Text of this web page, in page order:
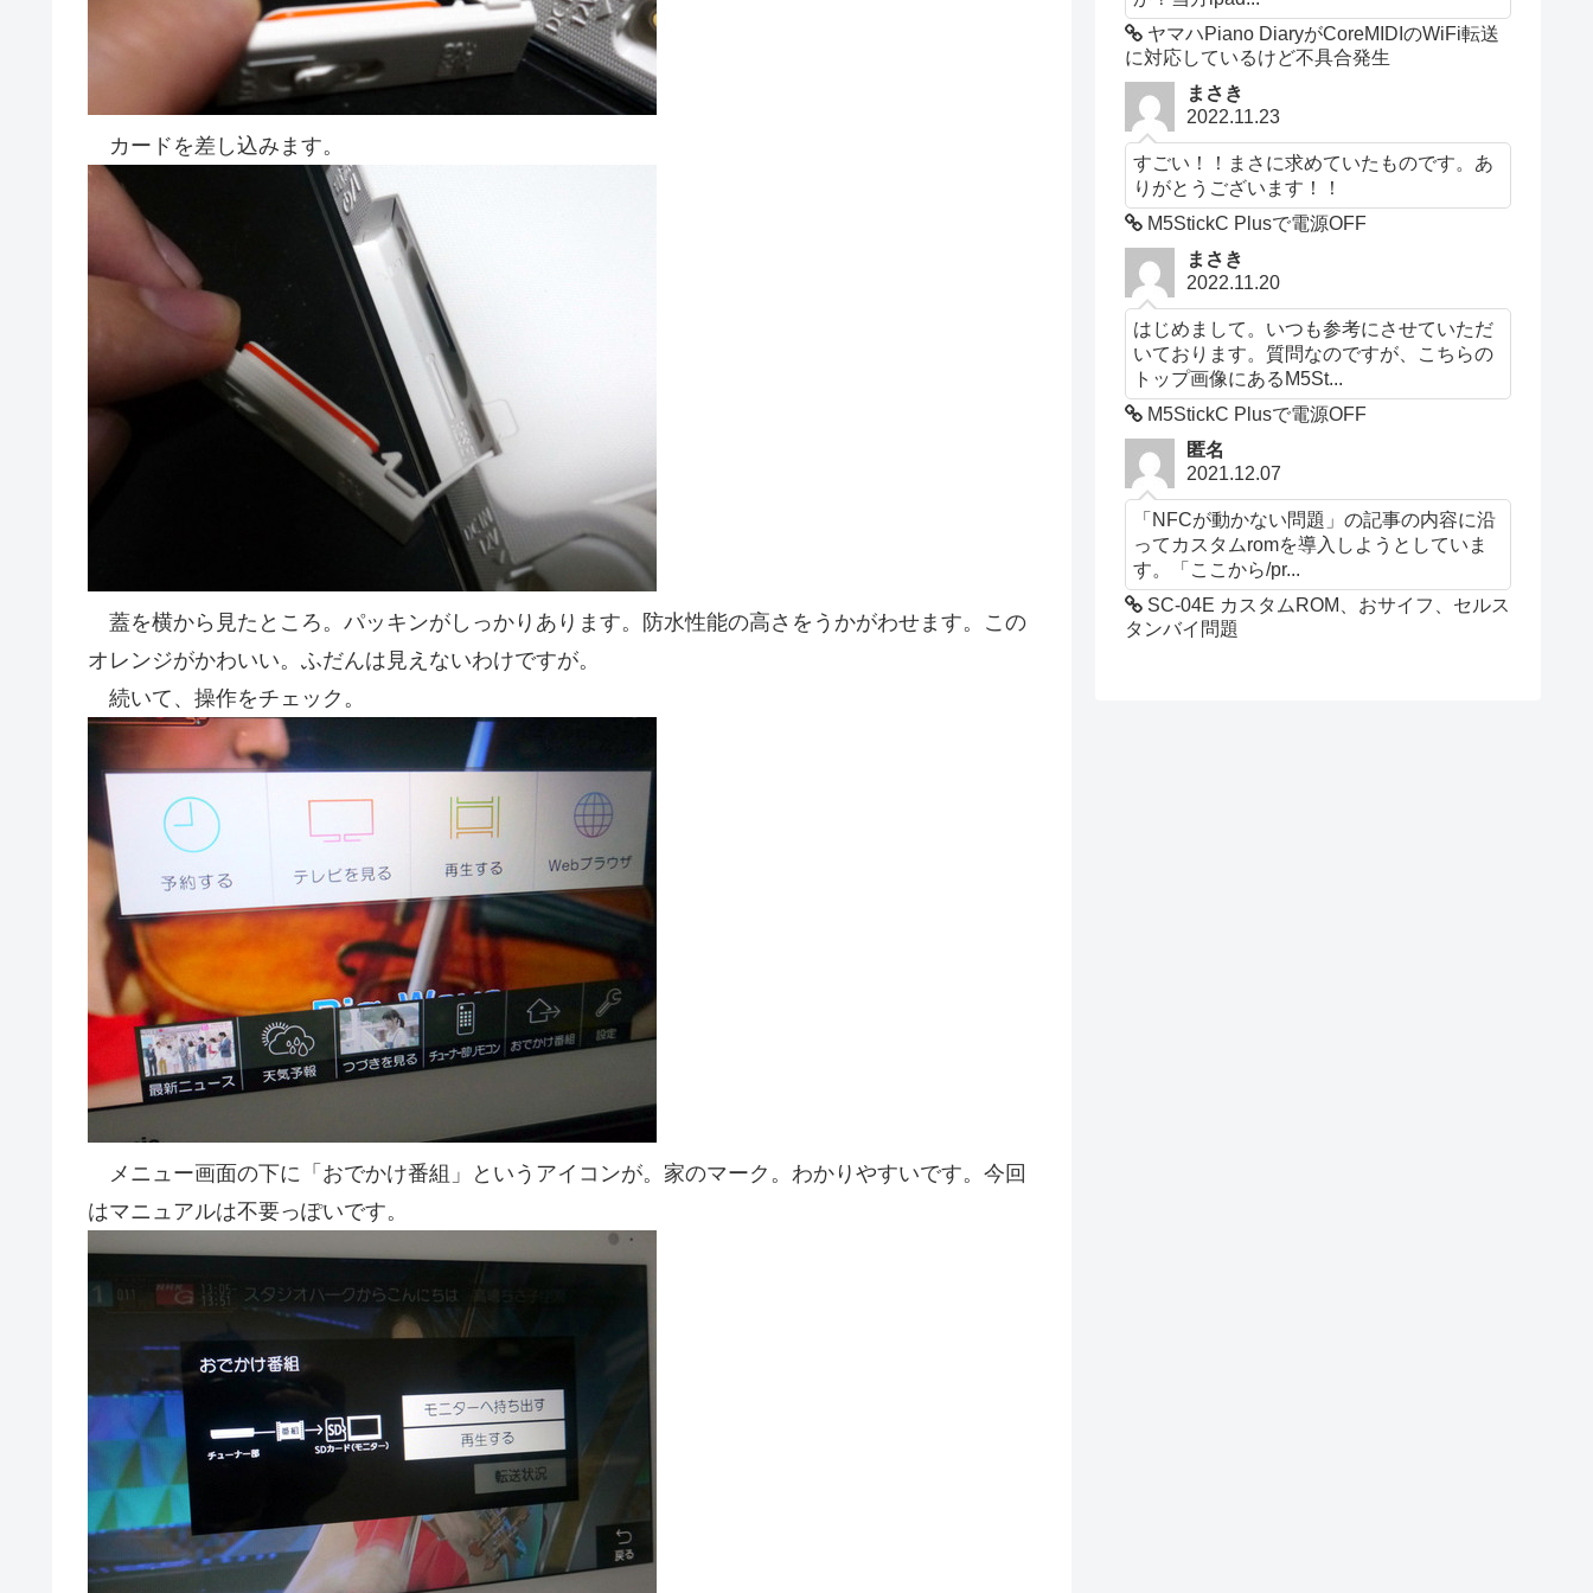
カードを差し込みます。
蓋を横から見たところ。パッキンがしっかりあります。防水性能の高さをうかがわせます。この
オレンジがかわいい。ふだんは見えないわけですが。
続いて、操作をチェック。
メニュー画面の下に「おでかけ番組」というアイコンが。家のマーク。わかりやすいです。今回
はマニュアルは不要っぽいです。
ヤマハPiano DiaryがCoreMIDIのWiFi転送
に対応しているけど不具合発生
まさき
2022.11.23
すごい！！まさに求めていたものです。あ
りがとうございます！！
M5StickC Plusで電源OFF
まさき
2022.11.20
はじめまして。いつも参考にさせていただ
いております。質問なのですが、こちらの
トップ画像にあるM5St...
M5StickC Plusで電源OFF
匿名
2021.12.07
「NFCが動かない問題」の記事の内容に沿
ってカスタムromを導入しようとしていま
す。「ここから/pr...
SC-04E カスタムROM、おサイフ、セルス
タンバイ問題